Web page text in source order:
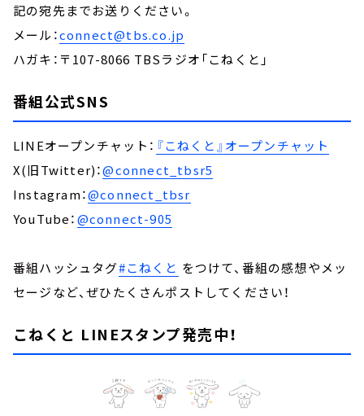
記の宛先までお送りください。
メール：connect@tbs.co.jp
ハガキ：〒107-8066 TBSラジオ「こねくと」
番組公式SNS
LINEオープンチャット： 『こねくと』オープンチャット
X(旧Twitter)：@connect_tbsr5
Instagram：@connect_tbsr
YouTube：@connect-905
番組ハッシュタグ#こねくと をつけて、番組の感想やメッ
セージなど、ぜひたくさんポストしてください！
こねくと LINEスタンプ発売中！